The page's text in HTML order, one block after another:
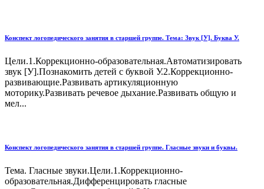
Конспект логопедического занятия в старшей группе. Тема: Звук [У]. Буква У.
Цели.1.Коррекционно-образовательная.Автоматизировать
звук [У].Познакомить детей с буквой У.2.Коррекционно-
развивающие.Развивать артикуляционную
моторику.Развивать речевое дыхание.Развивать общую и
мел...
Конспект логопедического занятия в старшей группе. Гласные звуки и буквы.
Тема. Гласные звуки.Цели.1.Коррекционно-
образовательная.Дифференцировать гласные